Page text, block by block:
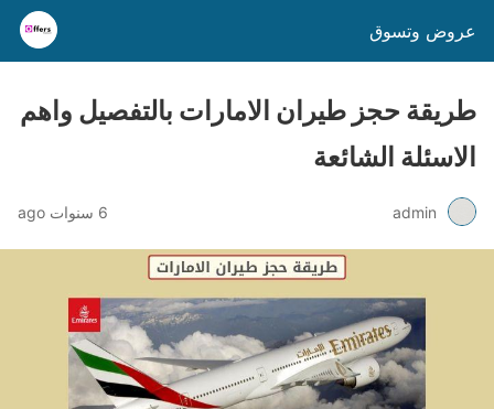
عروض وتسوق
طريقة حجز طيران الامارات بالتفصيل واهم
الاسئلة الشائعة
admin 6 سنوات ago